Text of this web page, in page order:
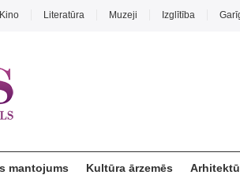
Kino Literatūra Muzeji Izglītība
mantojums Kultūra ārzemēs